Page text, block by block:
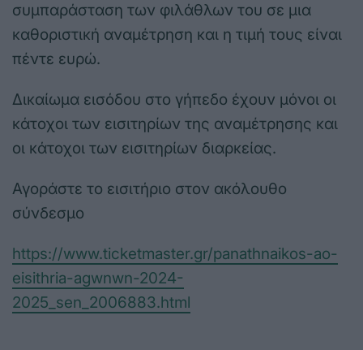
συμπαράσταση των φιλάθλων του σε μια
καθοριστική αναμέτρηση και η τιμή τους είναι
πέντε ευρώ.
Δικαίωμα εισόδου στο γήπεδο έχουν μόνοι οι
κάτοχοι των εισιτηρίων της αναμέτρησης και
οι κάτοχοι των εισιτηρίων διαρκείας.
Αγοράστε το εισιτήριο στον ακόλουθο
σύνδεσμο
https://www.ticketmaster.gr/panathnaikos-ao-
eisithria-agwnwn-2024-
2025_sen_2006883.html